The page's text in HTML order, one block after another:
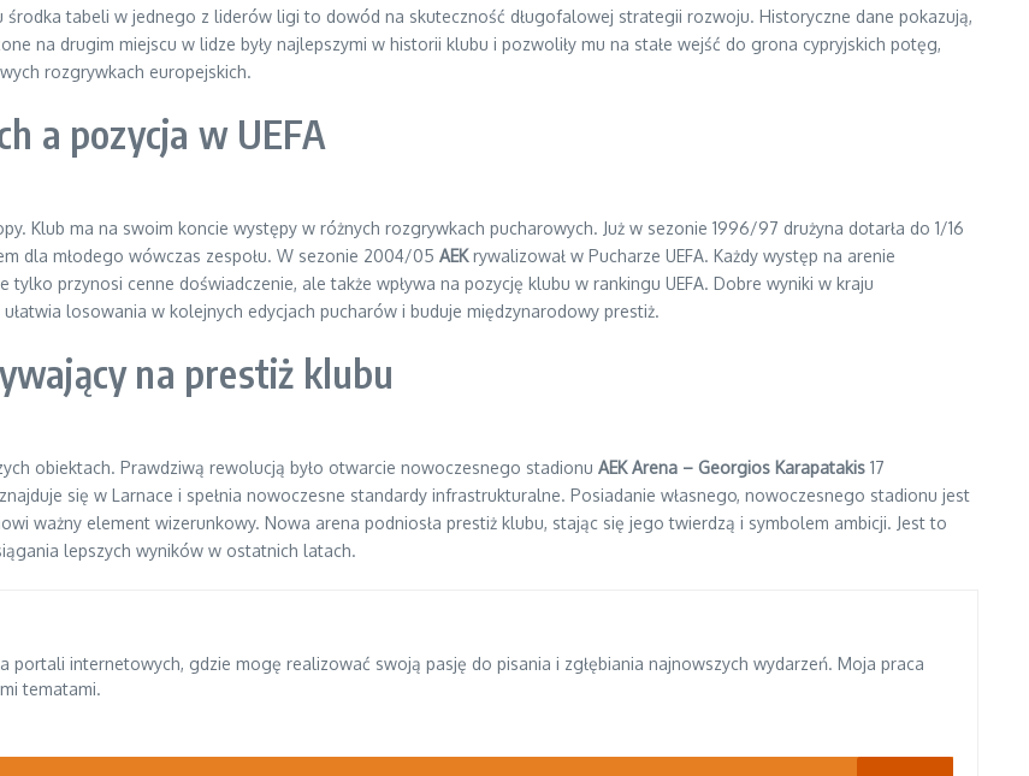
tabeli w jednego z liderów ligi to dowód na skuteczność długofalowej strategii rozwoju. Historyczne dane pokazują,
na drugim miejscu w lidze były najlepszymi w historii klubu i pozwoliły mu na stałe wejść do grona cypryjskich potęg,
rozgrywkach europejskich.
a pozycja w UEFA
Klub ma na swoim koncie występy w różnych rozgrywkach pucharowych. Już w sezonie 1996/97 drużyna dotarła do 1/16
dla młodego wówczas zespołu. W sezonie 2004/05 AEKrywalizował w Pucharze UEFA. Każdy występ na arenie
tylko przynosi cenne doświadczenie, ale także wpływa na pozycję klubu w rankingu UEFA. Dobre wyniki w kraju
ułatwia losowania w kolejnych edycjach pucharów i buduje międzynarodowy prestiż.
na prestiż klubu
obiektach. Prawdziwą rewolucją było otwarcie nowoczesnego stadionu AEK Arena – Georgios Karapatakis 17
się w Larnace i spełnia nowoczesne standardy infrastrukturalne. Posiadanie własnego, nowoczesnego stadionu jest
ważny element wizerunkowy. Nowa arena podniosła prestiż klubu, stając się jego twierdzą i symbolem ambicji. Jest to
lepszych wyników w ostatnich latach.
portali internetowych, gdzie mogę realizować swoją pasję do pisania i zgłębiania najnowszych wydarzeń. Moja praca
tematami.